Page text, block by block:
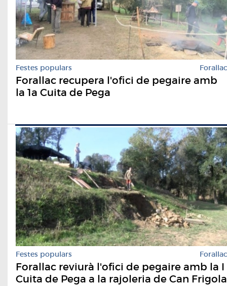
Festes populars Forallac
Forallac recupera l'ofici de pegaire amb
la 1a Cuita de Pega
Festes populars Forallac
Forallac reviurà l'ofici de pegaire amb la I
Cuita de Pega a la rajoleria de Can Frigola